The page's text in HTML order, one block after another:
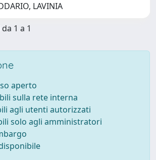
LAVINIA
1 a 1
aperto
sulla rete interna
agli utenti autorizzati
solo agli amministratori